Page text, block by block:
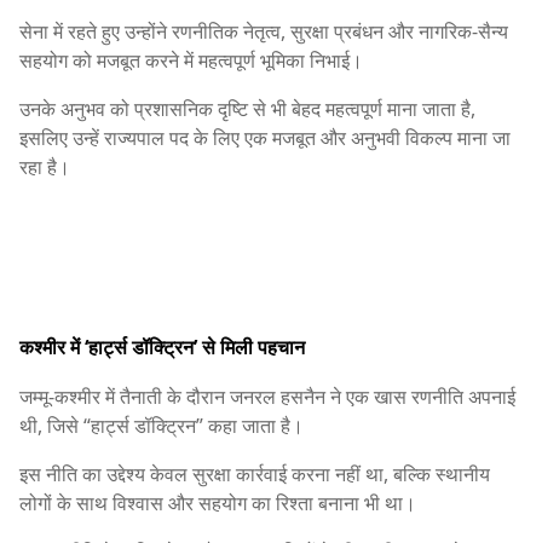
सेना में रहते हुए उन्होंने रणनीतिक नेतृत्व, सुरक्षा प्रबंधन और नागरिक-सैन्य
सहयोग को मजबूत करने में महत्वपूर्ण भूमिका निभाई।
उनके अनुभव को प्रशासनिक दृष्टि से भी बेहद महत्वपूर्ण माना जाता है,
इसलिए उन्हें राज्यपाल पद के लिए एक मजबूत और अनुभवी विकल्प माना जा
रहा है।
कश्मीर में ‘हार्ट्स डॉक्ट्रिन’ से मिली पहचान
जम्मू-कश्मीर में तैनाती के दौरान जनरल हसनैन ने एक खास रणनीति अपनाई
थी, जिसे “हार्ट्स डॉक्ट्रिन” कहा जाता है।
इस नीति का उद्देश्य केवल सुरक्षा कार्रवाई करना नहीं था, बल्कि स्थानीय
लोगों के साथ विश्वास और सहयोग का रिश्ता बनाना भी था।